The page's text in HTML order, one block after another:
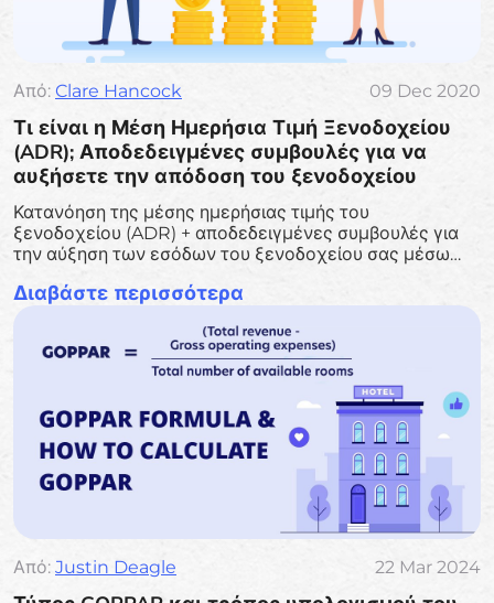
Από: Clare Hancock 09 Dec 2020
Τι είναι η Μέση Ημερήσια Τιμή Ξενοδοχείου
(ADR); Αποδεδειγμένες συμβουλές για να
αυξήσετε την απόδοση του ξενοδοχείου
Κατανόηση της μέσης ημερήσιας τιμής του
ξενοδοχείου (ADR) + αποδεδειγμένες συμβουλές για
την αύξηση των εσόδων του ξενοδοχείου σας μέσω
Διαβάστε περισσότερα
Από: Justin Deagle 22 Mar 2024